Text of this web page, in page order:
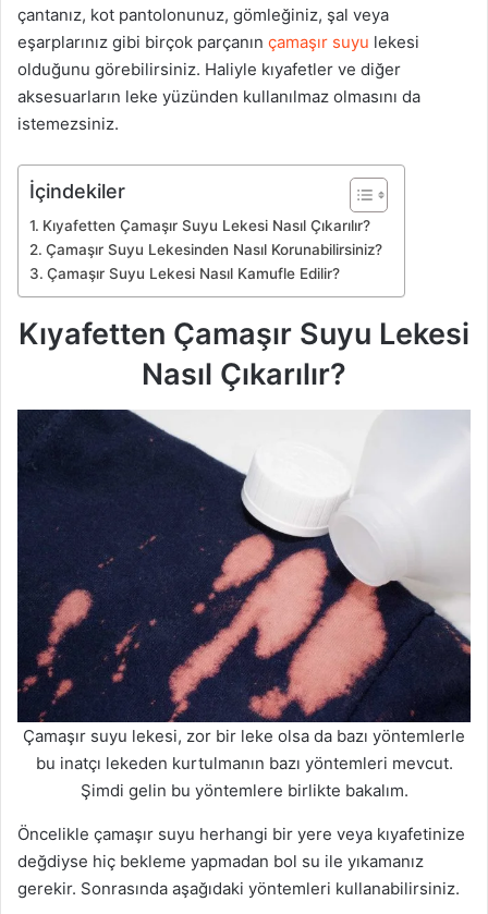
çantanız, kot pantolonunuz, gömleğiniz, şal veya
eşarplarınız gibi birçok parçanın çamaşır suyu lekesi
olduğunu görebilirsiniz. Haliyle kıyafetler ve diğer
aksesuarların leke yüzünden kullanılmaz olmasını da
istemezsiniz.
İçindekiler
Kıyafetten Çamaşır Suyu Lekesi Nasıl Çıkarılır?
Çamaşır Suyu Lekesinden Nasıl Korunabilirsiniz?
Çamaşır Suyu Lekesi Nasıl Kamufle Edilir?
Kıyafetten Çamaşır Suyu Lekesi
Nasıl Çıkarılır?
Çamaşır suyu lekesi, zor bir leke olsa da bazı yöntemlerle
bu inatçı lekeden kurtulmanın bazı yöntemleri mevcut.
Şimdi gelin bu yöntemlere birlikte bakalım.
Öncelikle çamaşır suyu herhangi bir yere veya kıyafetinize
değdiyse hiç bekleme yapmadan bol su ile yıkamanız
gerekir. Sonrasında aşağıdaki yöntemleri kullanabilirsiniz.